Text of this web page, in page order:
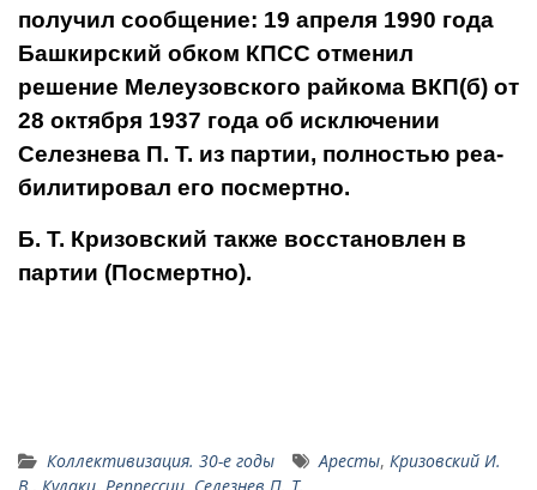
получил сооб­щение: 19 апреля 1990 года
Баш­кирский обком КПСС отменил
решение Мелеузовского райкома ВКП(б) от
28 октября 1937 го­да об исключении
Селезнева П. Т. из партии, полностью реа­
билитировал его посмертно.
Б. Т. Кризовский также восстановлен в
партии (Посмертно).
Коллективизация. 30-е годы Аресты, Кризовский И.